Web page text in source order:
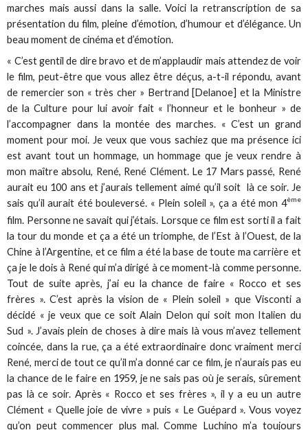
marches mais aussi dans la salle. Voici la retranscription de sa
présentation du film, pleine d’émotion, d’humour et d’élégance. Un
beau moment de cinéma et d’émotion.
« C’est gentil de dire bravo et de m’applaudir mais attendez de voir
le film, peut-être que vous allez être déçus, a-t-il répondu, avant
de remercier son « très cher » Bertrand [Delanoe] et la Ministre
de la Culture pour lui avoir fait « l’honneur et le bonheur » de
l’accompagner dans la montée des marches. « C’est un grand
moment pour moi. Je veux que vous sachiez que ma présence ici
est avant tout un hommage, un hommage que je veux rendre à
mon maître absolu, René, René Clément. Le 17 Mars passé, René
aurait eu 100 ans et j’aurais tellement aimé qu’il soit là ce soir. Je
sais qu’il aurait été bouleversé. « Plein soleil », ça a été mon 4ème
film. Personne ne savait qui j’étais. Lorsque ce film est sorti il a fait
la tour du monde et ça a été un triomphe, de l’Est à l’Ouest, de la
Chine à l’Argentine, et ce film a été la base de toute ma carrière et
ça je le dois à René qui m’a dirigé à ce moment-là comme personne.
Tout de suite après, j’ai eu la chance de faire « Rocco et ses
frères ». C’est après la vision de « Plein soleil » que Visconti a
décidé « je veux que ce soit Alain Delon qui soit mon Italien du
Sud ». J’avais plein de choses à dire mais là vous m’avez tellement
coincée, dans la rue, ça a été extraordinaire donc vraiment merci
René, merci de tout ce qu’il m’a donné car ce film, je n’aurais pas eu
la chance de le faire en 1959, je ne sais pas où je serais, sûrement
pas là ce soir. Après « Rocco et ses frères », il y a eu un autre
Clément « Quelle joie de vivre » puis « Le Guépard ». Vous voyez
qu’on peut commencer plus mal. Comme Luchino m’a toujours